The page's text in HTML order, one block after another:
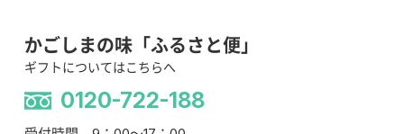
かごしまの味「ふるさと便」
ギフトについてはこちらへ
0120-722-188